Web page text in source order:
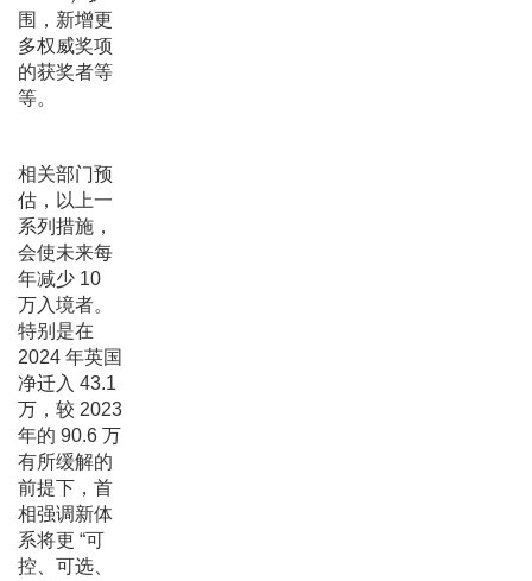
围，新增更
多权威奖项
的获奖者等
等。
相关部门预
估，以上一
系列措施，
会使未来每
年减少 10
万入境者。
特别是在
2024 年英国
净迁入 43.1
万，较 2023
年的 90.6 万
有所缓解的
前提下，首
相强调新体
系将更 “可
控、可选、